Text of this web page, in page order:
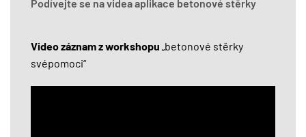
Podívejte se na videa aplikace betonové stěrky
Video záznam z workshopu „betonové stěrky
svépomoci“